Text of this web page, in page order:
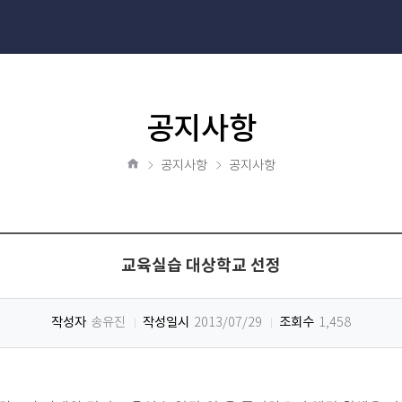
공지사항
공지사항 공지사항
교육실습 대상학교 선정
작성자 송유진 작성일시 2013/07/29 조회수 1,458